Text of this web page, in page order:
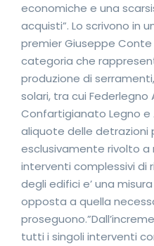
economiche e una
acquisti”. Lo scrivono in
premier Giuseppe
categoria che
produzione di
solari, tra cui Federlegno
Confartigianato Legno e
aliquote delle detrazioni
esclusivamente rivolto a
interventi complessivi di
degli edifici e’ una
opposta a quella
tutti i singoli interventi